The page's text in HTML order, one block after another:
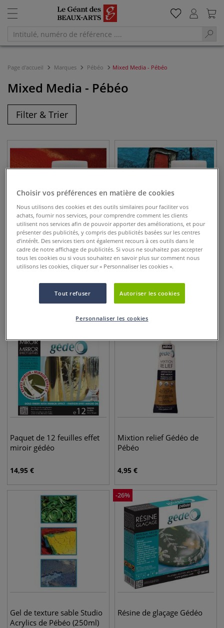
Page d'accueil Marques Pébéo Mixed Media - Pébéo
Mixed Media - Pébéo
Filter & Trier
19 couleurs
Fantasy Prisme Pébéo
19 couleurs
Fantasy Moon Pébéo
6,95€
Paquet de 12 feuilles effet
miroir gédéo
14,95 €
Mixtion relief Gédéo de
Pébéo
4,95 €
Gel de texture sable Studio
Acrylics de Pébéo (250ml)
-26%
Résine de glaçage Gédéo
Choisir vos préférences en matière de cookies
Nous utilisons des cookies et des outils similaires pour faciliter vos
achats, fournir nos services, pour comprendre comment les clients
utilisent nos services afin de pouvoir apporter des améliorations, et pour
présenter des publicités, y compris des publicités basées sur les centres
d’intérêt. Des services tiers ont également recours à ces outils dans le
cadre de notre affichage de publicités. Si vous ne souhaitez pas accepter
tous les cookies ou si vous souhaitez en savoir plus sur comment nous
utilisons les cookies, cliquer sur « Personnaliser les cookies ».
Tout refuser Autoriser les cookies
Personnaliser les cookies